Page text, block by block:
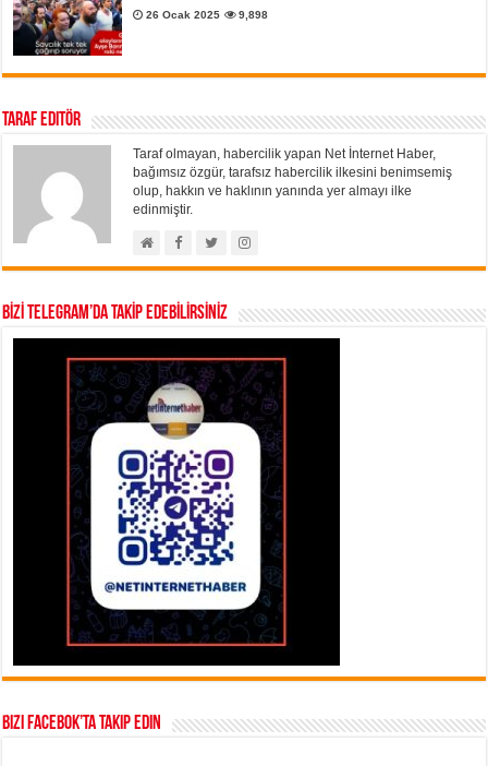
26 Ocak 2025 9,898
Taraf Editör
Taraf olmayan, habercilik yapan Net İnternet Haber,
bağımsız özgür, tarafsız habercilik ilkesini benimsemiş
olup, hakkın ve haklının yanında yer almayı ilke
edinmiştir.
BİZİ TELEGRAM’DA TAKİP EDEBİLİRSİNİZ
Bizi Facebok’ta takip edin